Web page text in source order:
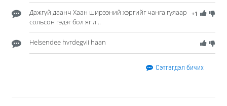
+1
Дажгүй даанч Хаан ширээний хэргийг чанга гуяаар
сольсон гэдэг бол яг л ..
Helsendee hvrdegvii haan
Сэтгэгдэл бичих